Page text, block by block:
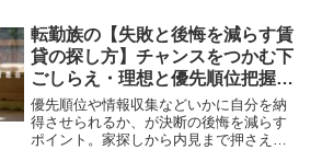
転勤族の【失敗と後悔を減らす賃
貸の探し方】チャンスをつかむ下
ごしらえ・理想と優先順位把握の
すすめ
優先順位や情報収集などいかに自分を納
得させられるか、が決断の後悔を減らす
ポイント。家探しから内見まで押さえて